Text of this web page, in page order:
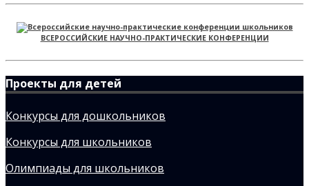
ВСЕРОССИЙСКИЕ НАУЧНО-ПРАКТИЧЕСКИЕ КОНФЕРЕНЦИИ
Проекты для детей
Конкурсы для дошкольников
Конкурсы для школьников
Олимпиады для школьников